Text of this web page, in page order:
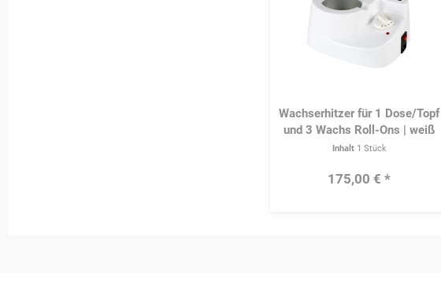
Wachserhitzer für 1 Dose/Topf
und 3 Wachs Roll-Ons | weiß
Inhalt 1 Stück
175,00 € *